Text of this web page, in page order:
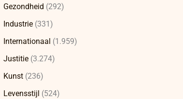
Gezondheid (292)
Industrie (331)
Internationaal (1.959)
Justitie (3.274)
Kunst (236)
Levensstijl (524)